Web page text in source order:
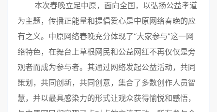
本次春晚立足中原，面向全国，以弘扬公益孝道
为主题，传播正能量和提倡爱心是中原网络春晚的应
有之义。中原网络春晚充分体现了“大家参与”这一网
络特色，在舞台上草根网民和公益网红不再仅仅是旁
观者而成为参与者。其通过网络发起公益活动，共同
策划，共同创新，共同创意，集合了多数创作人员智
慧，并以最具感染力的形式让观众获得愉悦和感悟，